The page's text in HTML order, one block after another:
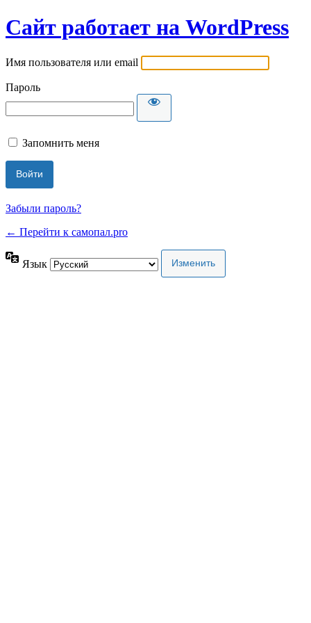
Сайт работает на WordPress
Имя пользователя или email
Пароль
Запомнить меня
Забыли пароль?
← Перейти к самопал.pro
Язык